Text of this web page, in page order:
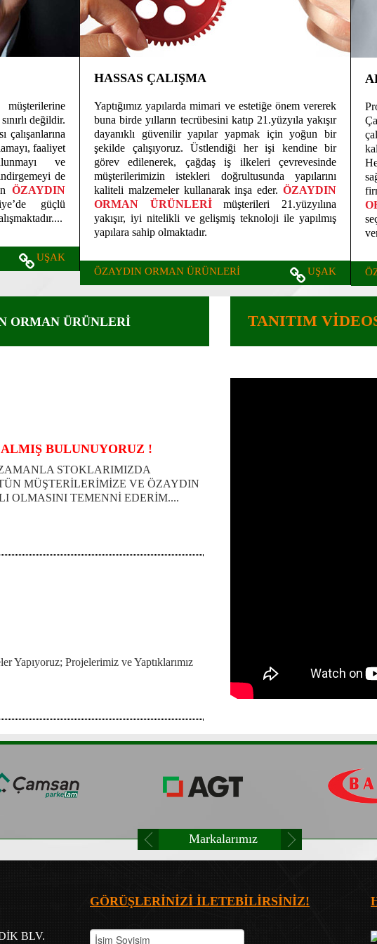
değildir.
faaliyet
ve
de
ÖZAYDIN
güçlü
UŞAK
HASSAS ÇALIŞMA
Yaptığımız yapılarda mimari ve estetiğe önem vererek
buna birde yılların tecrübesini katıp 21.yüzyıla yakışır
dayanıklı güvenilir yapılar yapmak için yoğun bir
şekilde çalışıyoruz. Üstlendiği her işi kendine bir
görev edilenerek, çağdaş iş ilkeleri çevrevesinde
müşterilerimizin istekleri doğrultusunda yapılarını
kaliteli malzemeler kullanarak inşa eder. ÖZAYDIN
ORMAN ÜRÜNLERİmüşterileri 21.yüzyılına
yakışır, iyi nitelikli ve gelişmiş teknoloji ile yapılmış
yapılara sahip olmaktadır.
ÖZAYDIN ORMAN ÜRÜNLERİ UŞAK
ORMAN ÜRÜNLERİ
BULUNUYORUZ !
STOKLARIMIZDA
MÜŞTERİLERİMİZE VE ÖZAYDIN
OLMASINI TEMENNİ EDERİM....
Projelerimiz ve Yaptıklarımız
TANITIM
Markalarımız
BLV.
GÖRÜŞLERİNİZİ İLETEBİLİRSİNİZ!